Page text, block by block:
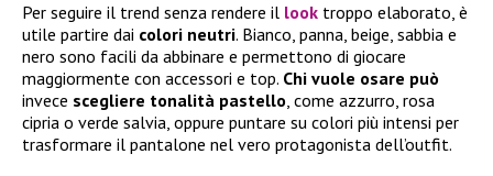
Per seguire il trend senza rendere il look troppo elaborato, è
utile partire dai colori neutri. Bianco, panna, beige, sabbia e
nero sono facili da abbinare e permettono di giocare
maggiormente con accessori e top. Chi vuole osare può
invece scegliere tonalità pastello, come azzurro, rosa
cipria o verde salvia, oppure puntare su colori più intensi per
trasformare il pantalone nel vero protagonista dell’outfit.